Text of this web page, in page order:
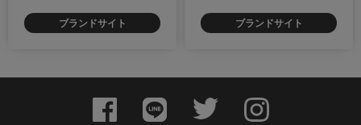
ブランドサイト ブランドサイト